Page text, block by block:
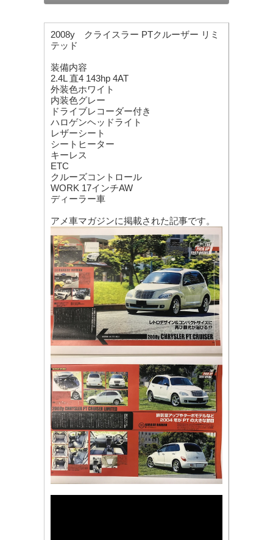
2008y クライスラー PTクルーザー リミ
テッド
装備内容
2.4L 直4 143hp 4AT
外装色ホワイト
内装色グレー
ドライブレコーダー付き
ハロゲンヘッドライト
レザーシート
シートヒーター
キーレス
ETC
クルーズコントロール
WORK 17インチAW
ディーラー車
アメ車マガジンに掲載された記事です。